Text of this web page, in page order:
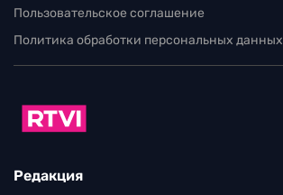
Пользовательское соглашение
Политика обработки персональных данных
Редакция